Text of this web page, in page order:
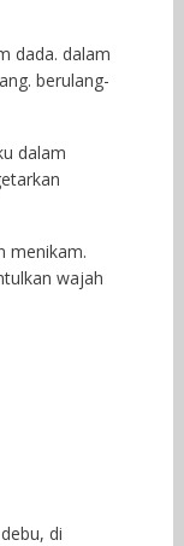
dada. dalam
berulang-
dalam
menikam.
wajah
di